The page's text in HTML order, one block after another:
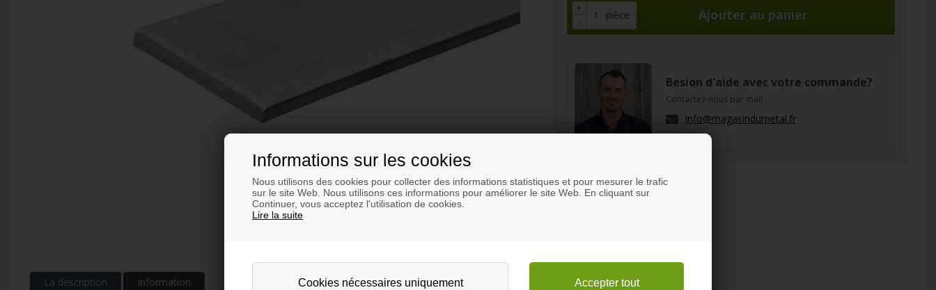
Informations sur les cookies
Nous utilisons des cookies pour collecter des informations statistiques et pour mesurer le trafic
sur le site Web. Nous utilisons ces informations pour améliorer le site Web. En cliquant sur
Continuer, vous acceptez l'utilisation de cookies.
Lire la suite
pièce
+
-
Besion d'aide avec votre commande?
Contactez-nous par mail
info@magasindumetal.fr
La description Information